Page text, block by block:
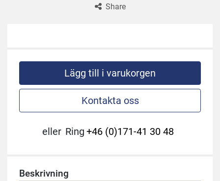
Share
Lägg till i varukorgen
Kontakta oss
eller Ring +46 (0)171-41 30 48
Beskrivning